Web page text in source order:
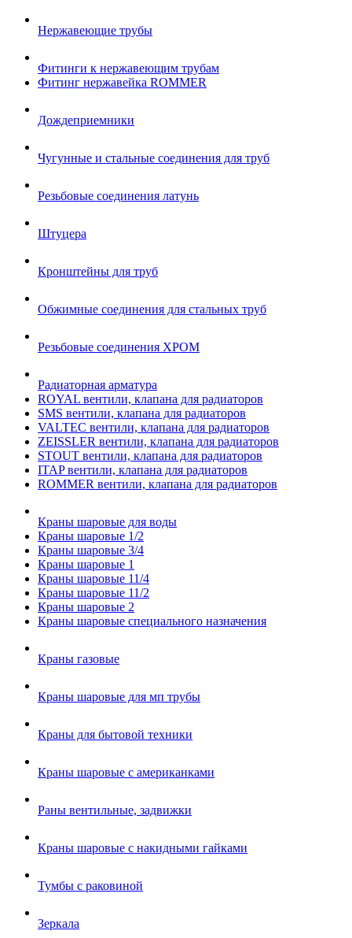
Нержавеющие трубы
Фитинги к нержавеющим трубам
Фитинг нержавейка ROMMER
Дождеприемники
Чугунные и стальные соединения для труб
Резьбовые соединения латунь
Штуцера
Кронштейны для труб
Обжимные соединения для стальных труб
Резьбовые соединения ХРОМ
Радиаторная арматура
ROYAL вентили, клапана для радиаторов
SMS вентили, клапана для радиаторов
VALTEC вентили, клапана для радиаторов
ZEISSLER вентили, клапана для радиаторов
STOUT вентили, клапана для радиаторов
ITAP вентили, клапана для радиаторов
ROMMER вентили, клапана для радиаторов
Краны шаровые для воды
Краны шаровые 1/2
Краны шаровые 3/4
Краны шаровые 1
Краны шаровые 11/4
Краны шаровые 11/2
Краны шаровые 2
Краны шаровые специального назначения
Краны газовые
Краны шаровые для мп трубы
Краны для бытовой техники
Краны шаровые с американками
Раны вентильные, задвижки
Краны шаровые с накидными гайками
Тумбы с раковиной
Зеркала